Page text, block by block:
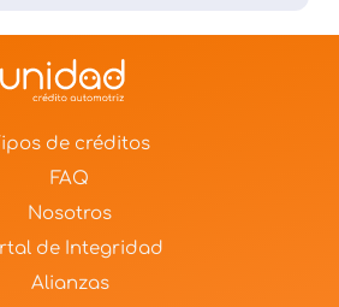
de créditos
FAQ
Nosotros
de Integridad
Alianzas